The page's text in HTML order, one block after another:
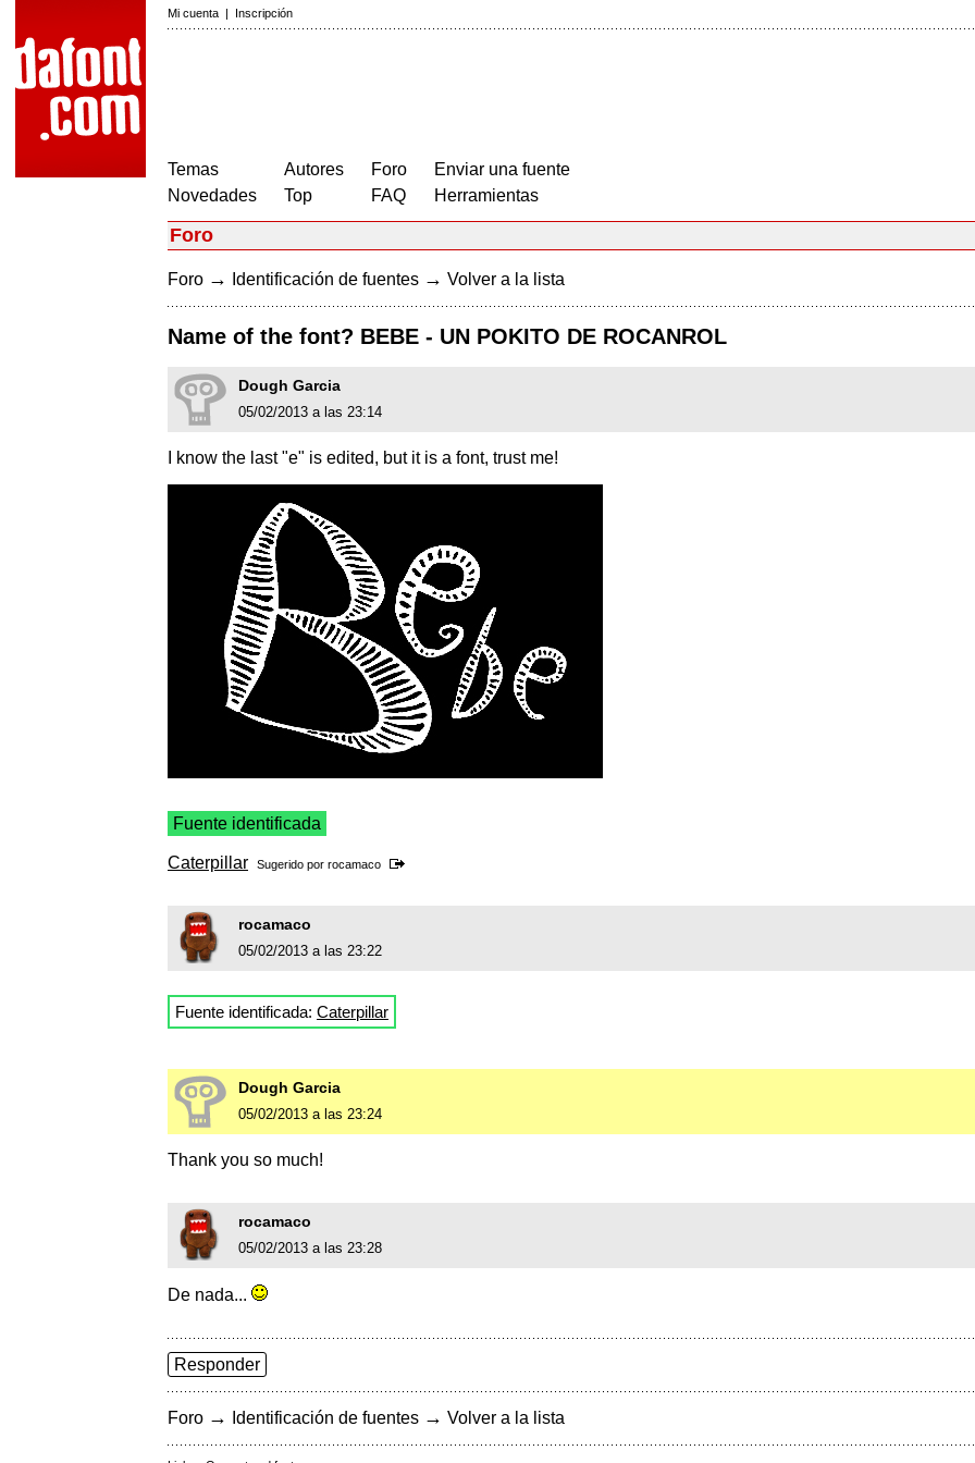
Mi cuenta | Inscripción
Temas
Novedades
Autores
Top
Foro
FAQ
Enviar una fuente
Herramientas
Foro
Foro → Identificación de fuentes → Volver a la lista
Name of the font? BEBE - UN POKITO DE ROCANROL
Dough Garcia
05/02/2013 a las 23:14
I know the last "e" is edited, but it is a font, trust me!
Fuente identificada
Caterpillar Sugerido por rocamaco
rocamaco
05/02/2013 a las 23:22
Fuente identificada: Caterpillar
Dough Garcia
05/02/2013 a las 23:24
Thank you so much!
rocamaco
05/02/2013 a las 23:28
De nada...
Responder
Foro → Identificación de fuentes → Volver a la lista